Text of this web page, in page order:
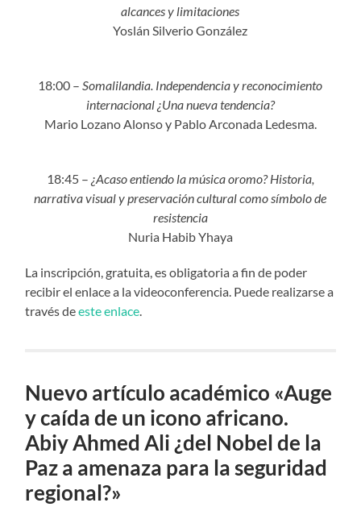
alcances y limitaciones
Yoslán Silverio González
18:00 –Somalilandia. Independencia y reconocimiento
internacional ¿Una nueva tendencia?
Mario Lozano Alonso y Pablo Arconada Ledesma.
18:45 – ¿Acaso entiendo la música oromo? Historia,
narrativa visual y preservación cultural como símbolo de
resistencia
Nuria Habib Yhaya
La inscripción, gratuita, es obligatoria a fin de poder
recibir el enlace a la videoconferencia. Puede realizarse a
través deeste enlace.
Nuevo artículo académico «Auge
y caída de un icono africano.
Abiy Ahmed Ali ¿del Nobel de la
Paz a amenaza para la seguridad
regional?»